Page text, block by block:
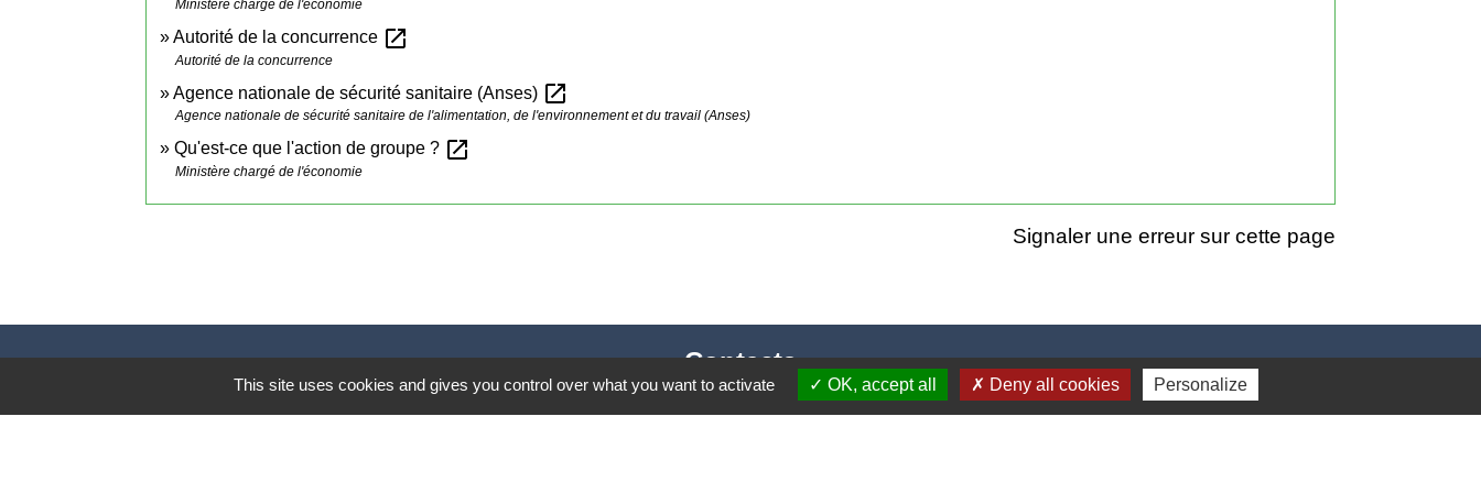
Ministère chargé de l'économie
Autorité de la concurrence open_in_new
Autorité de la concurrence
Agence nationale de sécurité sanitaire (Anses) open_in_new
Agence nationale de sécurité sanitaire de l'alimentation, de l'environnement et du travail (Anses)
Qu'est-ce que l'action de groupe ? open_in_new
Ministère chargé de l'économie
Signaler une erreur sur cette page
Contacts
Mairie de Cormeray
This site uses cookies and gives you control over what you want to activate OK, accept all Deny all cookies Personalize